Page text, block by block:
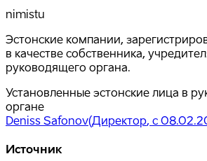
nimistu
Эстонские компании,
в качестве собственника,
руководящего органа.
Установленные эстонские лица в
органе
Deniss Safonov(Директор, с
Источник